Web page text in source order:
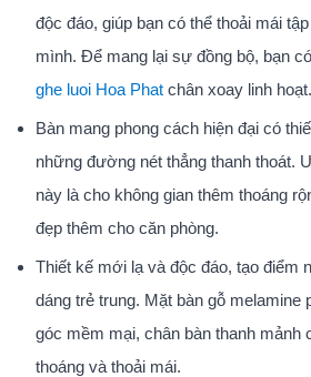
độc đáo, giúp bạn có thể thoải mái
mình. Để mang lại sự đồng bộ, bạn
ghe luoi Hoa Phatchân xoay linh hoạt.
Bàn mang phong cách hiện đại có
những đường nét thẳng thanh thoát.
này là cho không gian thêm thoáng
đẹp thêm cho căn phòng.
Thiết kế mới lạ và độc đáo, tạo điểm
dáng trẻ trung. Mặt bàn gỗ melamine
góc mềm mại, chân bàn thanh mảnh
thoáng và thoải mái.